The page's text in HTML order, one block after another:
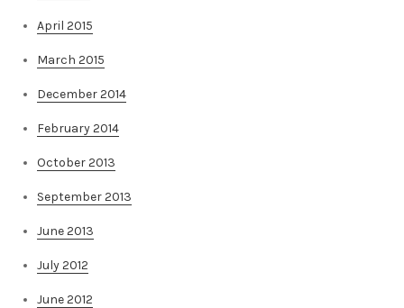
April 2015
March 2015
December 2014
February 2014
October 2013
September 2013
June 2013
July 2012
June 2012